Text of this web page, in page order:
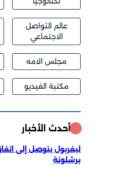
عالم التواصل
الاجتماعي
مجلس الامه
مكتبة الفيديو
أحدث الأخبار
ليفربول يتوصل إلى
برشلونة